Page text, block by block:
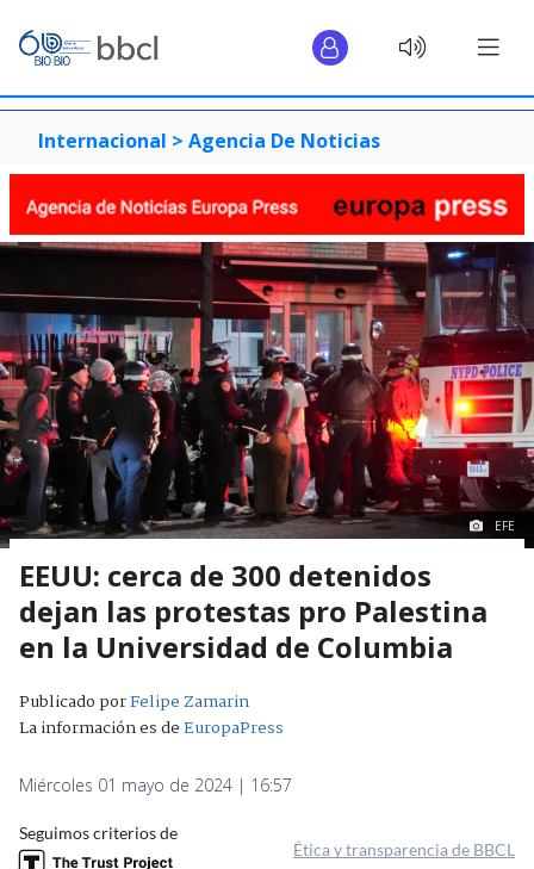
Internacional > Agencia De Noticias
EFE
EEUU: cerca de 300 detenidos
dejan las protestas pro Palestina
en la Universidad de Columbia
Publicado porFelipe Zamarin
La información es deEuropaPress
Miércoles 01 mayo de 2024 | 16:57
Seguimos criterios de
Ética y transparencia de BBCL